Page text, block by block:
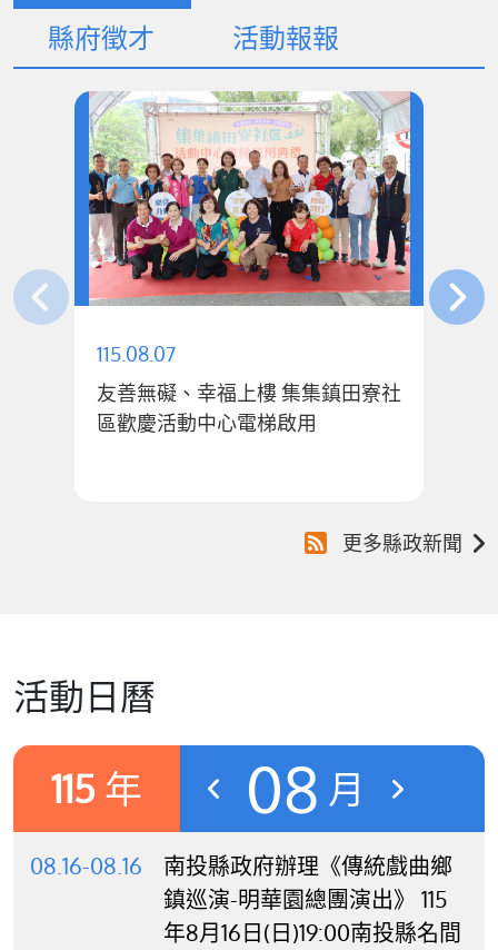
縣府徵才
活動報報
115.08.07
友善無礙、幸福上樓 集集鎮田寮社
區歡慶活動中心電梯啟用
更多縣政新聞
活動日曆
115 年 08 月
08.16-08.16
南投縣政府辦理《傳統戲曲鄉
鎮巡演-明華園總團演出》 115
年8月16日(日)19:00南投縣名間